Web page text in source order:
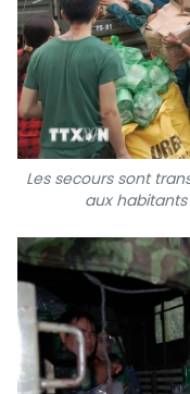
Les secours sont
aux